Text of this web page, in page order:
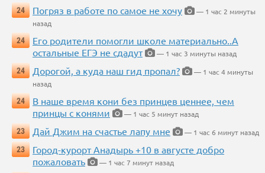
24 Погряз в работе по самое не хочу
— 1 час 2 минуты
назад
24
Его родители помогли школе материально..А
остальные ЕГЭ не сдадут
— 1 час 3 минуты назад
24
Дорогой, а куда наш гид пропал?
— 1 час 4 минуты
назад
24
В наше время кони без принцев ценнее, чем
принцы с конями
— 1 час 5 минут назад
23
Дай Джим на счастье лапу мне
— 1 час 6 минут назад
23
Город-курорт Анадырь +10 в августе добро
пожаловать
— 1 час 7 минут назад